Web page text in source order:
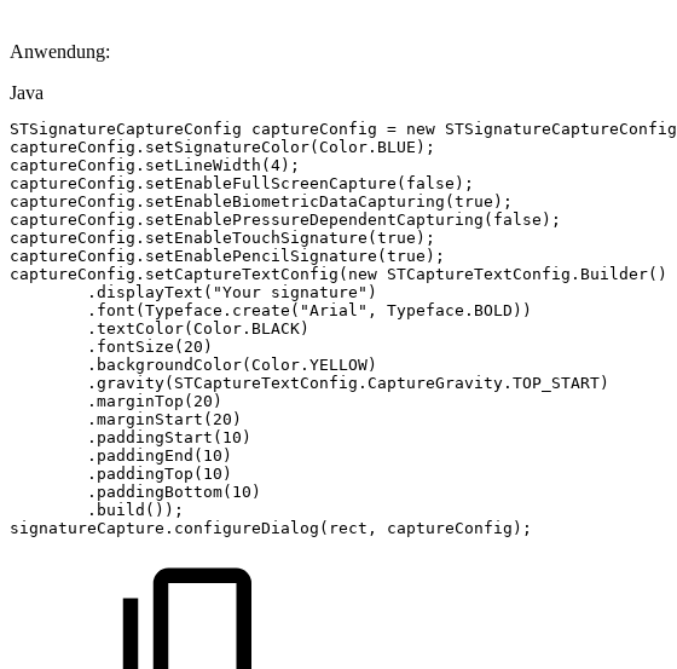
Anwendung:
Java
STSignatureCaptureConfig captureConfig = new STSignatureCaptureConfig
captureConfig . setSignatureColor( Color . BLUE ) ;
captureConfig . setLineWidth ( 4) ;
captureConfig . setEnableFullScreenCapture ( false ) ;
captureConfig . setEnableBiometricDataCapturing ( true ) ;
captureConfig . setEnablePressureDependentCapturing ( false ) ;
captureConfig . setEnableTouchSignature ( true ) ;
captureConfig . setEnablePencilSignature ( true ) ;
captureConfig . setCaptureTextConfig ( new STCaptureTextConfig . Builder( )
. displayText ( "Your signature" )
. font ( Typeface . create ( "Arial" , Typeface . BOLD ) )
. textColor( Color . BLACK)
. fontSize ( 20 )
. backgroundColor( Color . YELLOW)
. gravity( STCaptureTextConfig . CaptureGravity . TOP_START)
. marginTop ( 20 )
. marginStart ( 20 )
. paddingStart ( 10 )
. paddingEnd ( 10 )
. paddingTop ( 10 )
. paddingBottom( 10 )
. build ( ) ) ;
signatureCapture . configureDialog ( rect , captureConfig ) ;